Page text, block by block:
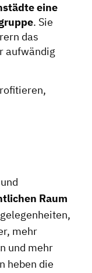
eine
. Sie
das
aufwändig
Raum
mehr
und mehr
heben die